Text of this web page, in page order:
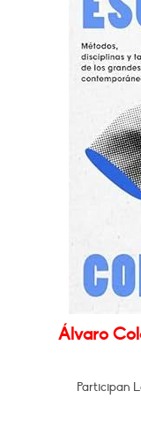
Álvaro
Participan